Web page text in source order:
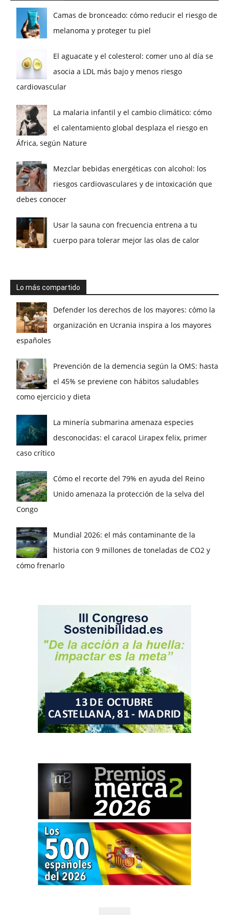
Camas de bronceado: cómo reducir el riesgo de
melanoma y proteger tu piel
El aguacate y el colesterol: comer uno al día se
asocia a LDL más bajo y menos riesgo
cardiovascular
La malaria infantil y el cambio climático: cómo
el calentamiento global desplaza el riesgo en
África, según Nature
Mezclar bebidas energéticas con alcohol: los
riesgos cardiovasculares y de intoxicación que
debes conocer
Usar la sauna con frecuencia entrena a tu
cuerpo para tolerar mejor las olas de calor
Lo más compartido
Defender los derechos de los mayores: cómo la
organización en Ucrania inspira a los mayores
españoles
Prevención de la demencia según la OMS: hasta
el 45% se previene con hábitos saludables
como ejercicio y dieta
La minería submarina amenaza especies
desconocidas: el caracol Lirapex felix, primer
caso crítico
Cómo el recorte del 79% en ayuda del Reino
Unido amenaza la protección de la selva del
Congo
Mundial 2026: el más contaminante de la
historia con 9 millones de toneladas de CO2 y
cómo frenarlo